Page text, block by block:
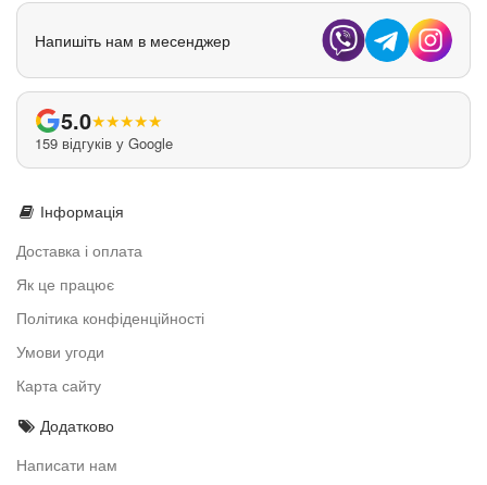
Напишіть нам в месенджер
5.0★★★★★
159 відгуків у Google
Інформація
Доставка і оплата
Як це працює
Політика конфіденційності
Умови угоди
Карта сайту
Додатково
Написати нам